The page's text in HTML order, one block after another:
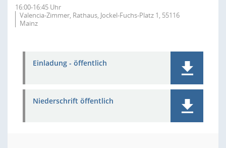
16:00-16:45 Uhr
Valencia-Zimmer, Rathaus, Jockel-Fuchs-Platz 1, 55116
Mainz
Einladung - öffentlich
Niederschrift öffentlich